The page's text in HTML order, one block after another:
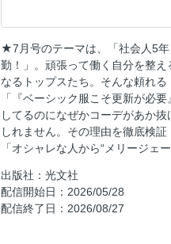
30歳、憧れバッグ記念買い
CLASSY.スタッフの「最近、
今着たいのはハンサムなお
［新連載］美容液HUNTER
［新連載］抜け感メイク
私たちの取捨選択 Vol.23 橋
とっておき手土産教えてく
What’s in her bag？ Vol.3
CHALLENGE is beautiful 〜i-
★7月号のテーマは、「社会人5
勤！」。頑張って働く自分を整え
なるトップスたち。そんな頼れる
「『ベーシック服こそ更新が必
してるのになぜかコーデがあか
しれません。その理由を徹底検
「オシャレな人から“メリージェ
出版社：光文社
配信開始日：2026/05/28
配信終了日：2026/08/27